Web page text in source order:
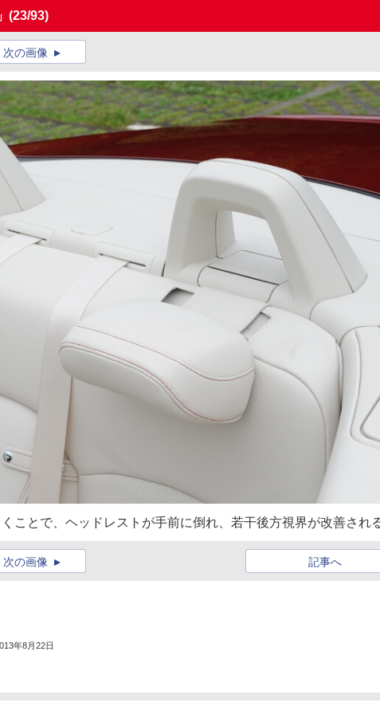
(23/93)
次の画像
ことで、ヘッドレストが手前に倒れ、若干後方視界が改善され
記事へ
次の画像
年8月22日